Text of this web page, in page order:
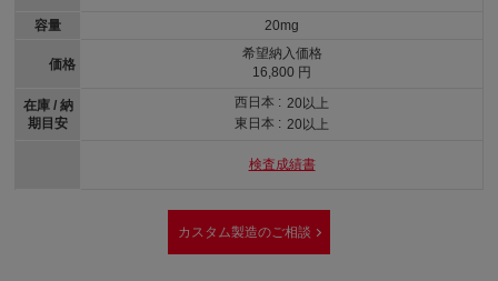
容量
価格
在庫 / 納
期目安
20mg
希望納入価格
16,800 円
西日本 : 20以上
東日本 : 20以上
検査成績書
カスタム製造のご相談